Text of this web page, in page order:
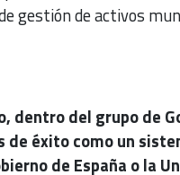
gestión de activos
dentro del grupo de
de éxito como un
de España o la